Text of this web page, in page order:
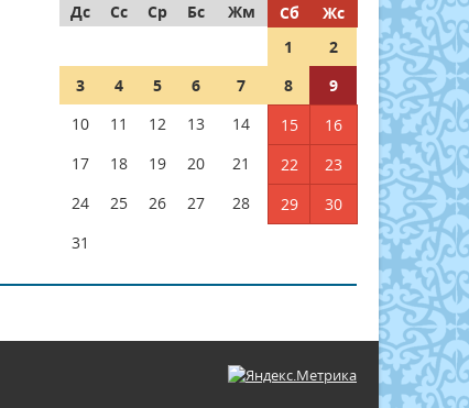
Дс
Сс Ср Бс Жм Сб
Жс
1
2
3
4 5 6 7 8
9
10
11 12 13 14 15
16
17
18 19 20 21 22
23
24
25 26 27 28 29
30
31